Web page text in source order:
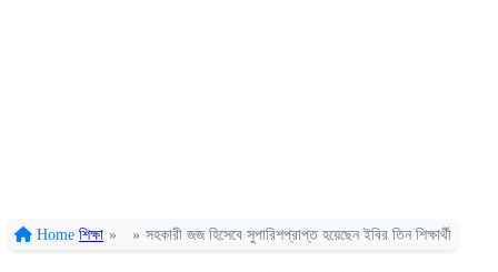
Home শিক্ষা » » সহকারী জজ হিসেবে সুপারিশপ্রাপ্ত হয়েছেন ইবির তিন শিক্ষার্থী